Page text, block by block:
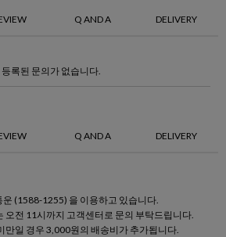
Q AND A DELIVERY
등록된 문의가 없습니다.
Q AND A DELIVERY
(1588-1255) 을 이용하고 있습니다.
오전 11시까지 고객센터로 문의 부탁드립니다.
만일 경우 3,000원의 배송비가 추가됩니다.